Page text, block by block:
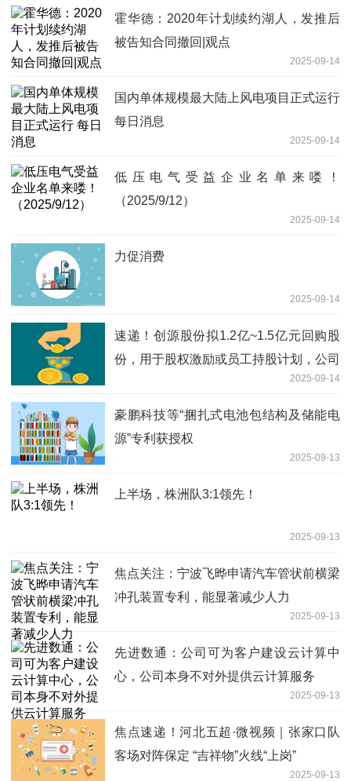
霍华德：2020年计划续约湖人，发推后
被告知合同撤回|观点
2025-09-14
国内单体规模最大陆上风电项目正式运行
每日消息
2025-09-14
低压电气受益企业名单来喽！
（2025/9/12）
2025-09-14
力促消费
2025-09-14
速递！创源股份拟1.2亿~1.5亿元回购股
份，用于股权激励或员工持股计划，公司
2025-09-14
豪鹏科技等“捆扎式电池包结构及储能电
源”专利获授权
2025-09-13
上半场，株洲队3:1领先！
2025-09-13
焦点关注：宁波飞晔申请汽车管状前横梁
冲孔装置专利，能显著减少人力
2025-09-13
先进数通：公司可为客户建设云计算中
心，公司本身不对外提供云计算服务
2025-09-13
焦点速递！河北五超·微视频｜张家口队
客场对阵保定 “吉祥物”火线“上岗”
2025-09-13